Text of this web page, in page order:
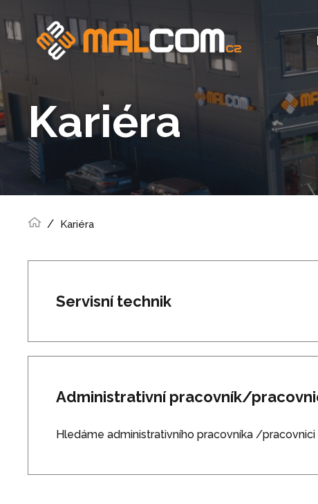
Kariéra
Kariéra
Servisní technik
Administrativní pracovník/
Hledáme administrativního pracovníka /